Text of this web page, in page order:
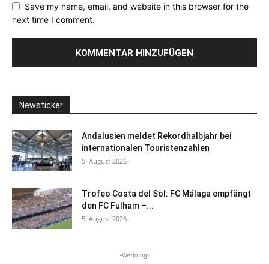
Save my name, email, and website in this browser for the
next time I comment.
Newsticker
Andalusien meldet Rekordhalbjahr bei
internationalen Touristenzahlen
5. August 2026
Trofeo Costa del Sol: FC Málaga empfängt
den FC Fulham –...
5. August 2026
-Werbung-